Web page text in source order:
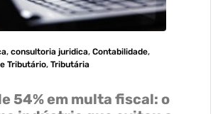
, consultoria juridica, Contabilidade,
Tributário, Tributária
54% em multa fiscal: o